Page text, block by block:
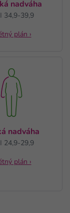
nadváha
24,9-29,9
plán ›
nadváha
34,9-39,9
plán ›